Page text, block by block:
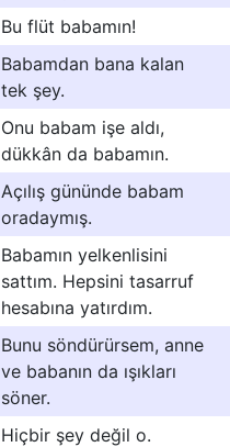
Bu flüt babamın!
Babamdan bana kalan
tek şey.
Onu babam işe aldı,
dükkân da babamın.
Açılış gününde babam
oradaymış.
Babamın yelkenlisini
sattım. Hepsini tasarruf
hesabına yatırdım.
Bunu söndürürsem, anne
ve babanın da ışıkları
söner.
Hiçbir şey değil o.